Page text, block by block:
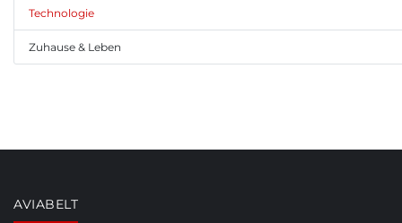
Technologie
Zuhause & Leben
AVIABELT